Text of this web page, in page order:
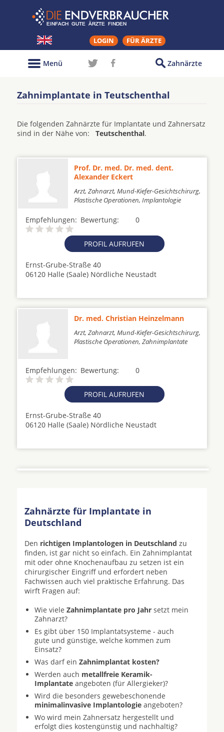
LOGIN FÜR ÄRZTE
Zahnärzte
Menü
Zahnimplantate in Teutschenthal
Die folgenden Zahnärzte für Implantate und Zahnersatz
sind in der Nähe von: Teutschenthal.
Prof. Dr. med. Dr. med. dent.
Alexander Eckert
Arzt, Zahnarzt, Mund-Kiefer-Gesichtschirurg,
Plastische Operationen, Implantologie
Empfehlungen: 0
Bewertung:
PROFIL AUFRUFEN
Ernst-Grube-Straße 40
06120 Halle (Saale) Nördliche Neustadt
Dr. med. Christian Heinzelmann
Arzt, Zahnarzt, Mund-Kiefer-Gesichtschirurg,
Plastische Operationen, Zahnimplantate
Empfehlungen: 0
Bewertung:
PROFIL AUFRUFEN
Ernst-Grube-Straße 40
06120 Halle (Saale) Nördliche Neustadt
Zahnärzte für Implantate in
Deutschland
Den richtigen Implantologen in Deutschland zu
finden, ist gar nicht so einfach. Ein Zahnimplantat
mit oder ohne Knochenaufbau zu setzen ist ein
chirurgischer Eingriff und erfordert neben
Fachwissen auch viel praktische Erfahrung. Das
wirft Fragen auf:
Wie viele Zahnimplantate pro Jahr setzt mein
Zahnarzt?
Es gibt über 150 Implantatsysteme - auch
gute und günstige, welche kommen zum
Einsatz?
Was darf ein Zahnimplantat kosten?
Werden auch metallfreie Keramik-
Implantate angeboten (für Allergieker)?
Wird die besonders gewebeschonende
minimalinvasive Implantologie angeboten?
Wo wird mein Zahnersatz hergestellt und
erfolgt dies kostengünstig und nachhaltig?